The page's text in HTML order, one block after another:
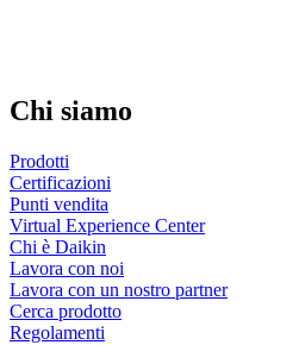
Chi siamo
Prodotti
Certificazioni
Punti vendita
Virtual Experience Center
Chi è Daikin
Lavora con noi
Lavora con un nostro partner
Cerca prodotto
Regolamenti